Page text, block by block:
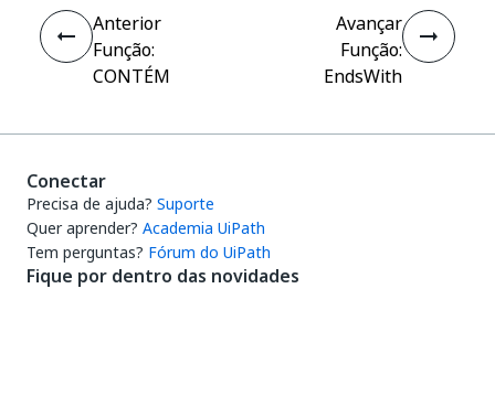
Anterior
Função:
CONTÉM
Avançar
Função:
EndsWith
Conectar
Precisa de ajuda? Suporte
Quer aprender? Academia UiPath
Tem perguntas? Fórum do UiPath
Fique por dentro das novidades